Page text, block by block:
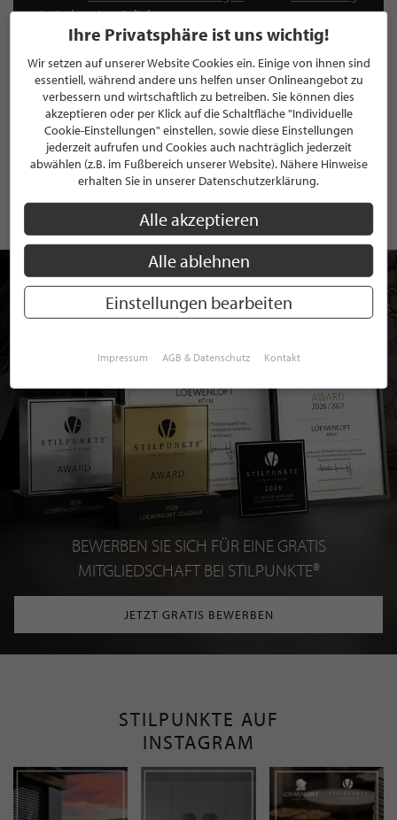
ist jederzeit möglich.
ANMELDEN
Mit der Anmeldung an unserem Newsletter stimmen Sie unseren
Datenschutzbestimmungenzu. EineAbmeldungist jederzeit möglich.
BEWERBEN SIE SICH FÜR EINE GRATIS
MITGLIEDSCHAFT BEI STILPUNKTE®
JETZT GRATIS BEWERBEN
STILPUNKTE AUF
INSTAGRAM
Ihre Privatsphäre ist uns wichtig!
Wir setzen auf unserer Website Cookies ein. Einige von ihnen sind
essentiell, während andere uns helfen unser Onlineangebot zu
verbessern und wirtschaftlich zu betreiben. Sie können dies
akzeptieren oder per Klick auf die Schaltfläche "Individuelle
Cookie-Einstellungen" einstellen, sowie diese Einstellungen
jederzeit aufrufen und Cookies auch nachträglich jederzeit
abwählen (z.B. im Fußbereich unserer Website). Nähere Hinweise
erhalten Sie in unserer Datenschutzerklärung.
Alle akzeptieren
Alle ablehnen
Einstellungen bearbeiten
Impressum AGB & Datenschutz Kontakt